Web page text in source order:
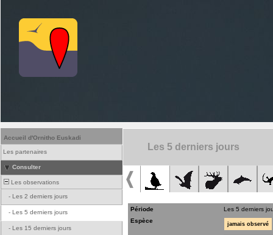
Accueil d'Ornitho Euskadi
Les partenaires
Consulter
Les observations
- Les 2 derniers jours
- Les 5 derniers jours
- Les 15 derniers jours
Les 5 derniers jours
Période
Les 5 derniers
Espèce
jamais observé